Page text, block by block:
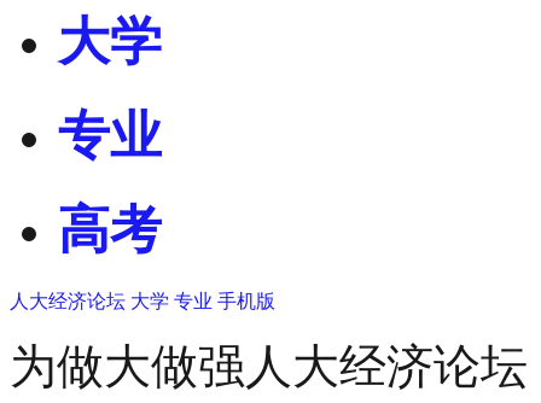
大学
专业
高考
人大经济论坛 大学 专业 手机版
为做大做强人大经济论